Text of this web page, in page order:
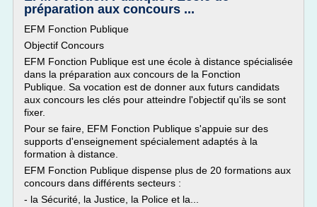
préparation aux concours ...
EFM Fonction Publique
Objectif Concours
EFM Fonction Publique est une école à distance spécialisée
dans la préparation aux concours de la Fonction
Publique. Sa vocation est de donner aux futurs candidats
aux concours les clés pour atteindre l'objectif qu'ils se sont
fixer.
Pour se faire, EFM Fonction Publique s'appuie sur des
supports d'enseignement spécialement adaptés à la
formation à distance.
EFM Fonction Publique dispense plus de 20 formations aux
concours dans différents secteurs :
- la Sécurité, la Justice, la Police et la...